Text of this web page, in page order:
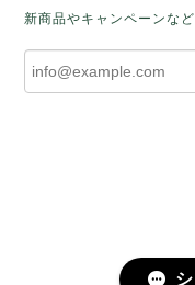
しく思いま
ランパサラ
傍で そっと
新商品やキャンペーンな